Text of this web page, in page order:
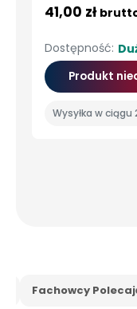
audi seat
41,00 zł
Dostępność:
Produkt
Wysyłka w ciągu
Fachowcy